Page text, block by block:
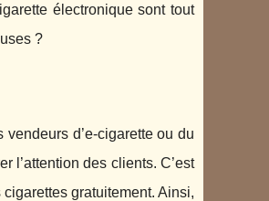
électronique sont tout
?
d’e-cigarette ou du
l’attention des clients. C’est
gratuitement. Ainsi,